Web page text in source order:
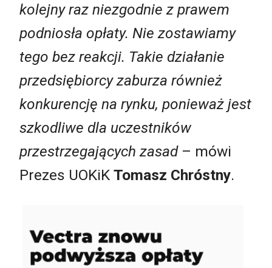
kolejny raz niezgodnie z prawem
podniosła opłaty. Nie zostawiamy
tego bez reakcji. Takie działanie
przedsiębiorcy zaburza również
konkurencję na rynku, ponieważ jest
szkodliwe dla uczestników
przestrzegających zasad– mówi
Prezes UOKiK Tomasz Chróstny.